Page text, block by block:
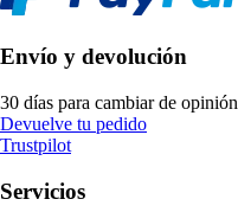
Envío y devolución
30 días para cambiar de opinión
Devuelve tu pedido
Trustpilot
Servicios